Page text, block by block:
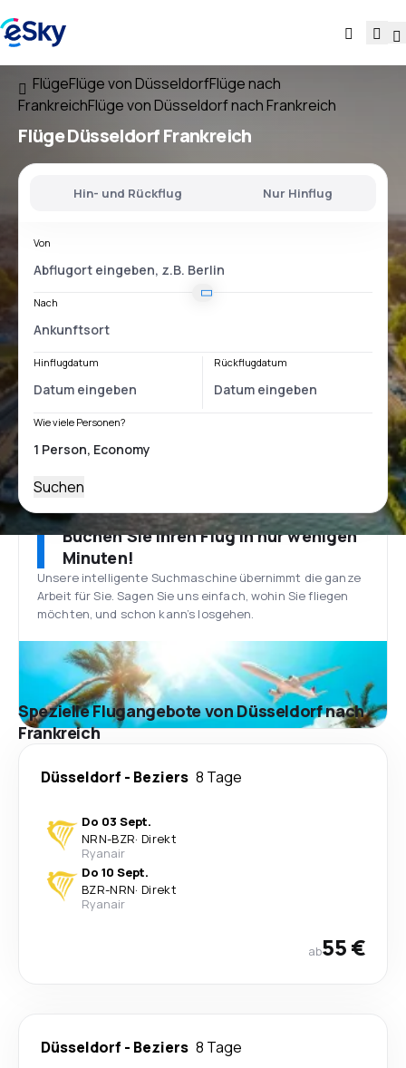
FlügeFlüge von DüsseldorfFlüge nach
FrankreichFlüge von Düsseldorf nach Frankreich
FlügeDüsseldorf Frankreich
Hin- und Rückflug Nur Hinflug
Von
Nach
Hinflugdatum Rückflugdatum
Wie viele Personen?
Suchen
Buchen Sie Ihren Flug in nur wenigen
Minuten!
Unsere intelligente Suchmaschine übernimmt die ganze
Arbeit für Sie. Sagen Sie uns einfach, wohin Sie fliegen
möchten, und schon kann’s losgehen.
Spezielle Flugangebote von Düsseldorf nach
Frankreich
Düsseldorf - Beziers 8 Tage
Do 03 Sept.
NRN-BZR· Direkt
Ryanair
Do 10 Sept.
BZR-NRN· Direkt
Ryanair
ab55 €
Düsseldorf - Beziers 8 Tage